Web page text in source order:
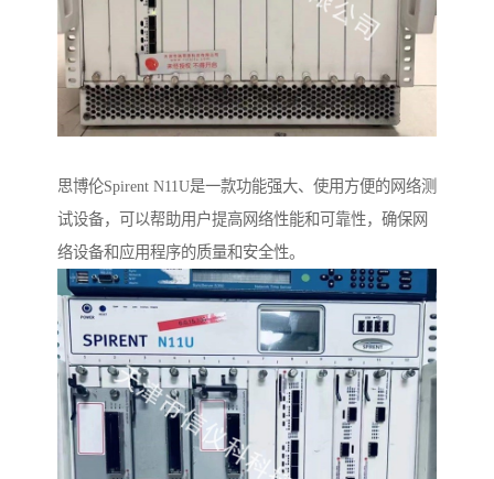
思博伦Spirent N11U是一款功能强大、使用方便的网络测
试设备，可以帮助用户提高网络性能和可靠性，确保网
络设备和应用程序的质量和安全性。